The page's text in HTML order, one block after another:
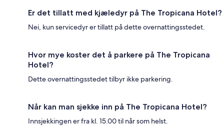
Er det tillatt med kjæledyr på The Tropicana Hotel?
Nei, kun servicedyr er tillatt på dette overnattingsstedet.
Hvor mye koster det å parkere på The Tropicana
Hotel?
Dette overnattingsstedet tilbyr ikke parkering.
Når kan man sjekke inn på The Tropicana Hotel?
Innsjekkingen er fra kl. 15.00 til når som helst.